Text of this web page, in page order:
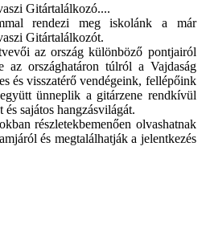
Gitártalálkozó....
rendezi meg iskolánk a már
Gitártalálkozót.
az ország különböző pontjairól
az országhatáron túlról a Vajdaság
és visszatérő vendégeink, fellépőink
ünneplik a gitárzene rendkívül
és sajátos hangzásvilágát.
részletekbemenően olvashatnak
és megtalálhatják a jelentkezés